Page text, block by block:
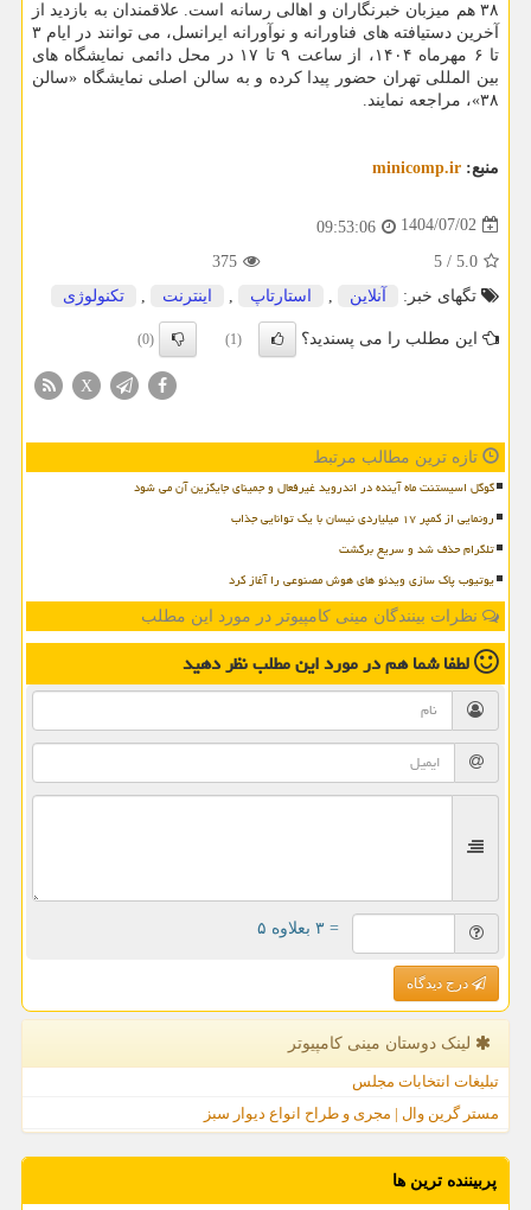
۳۸ هم میزبان خبرنگاران و اهالی رسانه است. علاقمندان به بازدید از
آخرین دستیافته های فناورانه و نوآورانه ایرانسل، می توانند در ایام ۳
تا ۶ مهرماه ۱۴۰۴، از ساعت ۹ تا ۱۷ در محل دائمی نمایشگاه های
بین المللی تهران حضور پیدا کرده و به سالن اصلی نمایشگاه «سالن
۳۸»، مراجعه نمایند.
منبع: minicomp.ir
1404/07/02
09:53:06
5.0
/
5
375
تگهای خبر:
آنلاین استارتاپ اینترنت تكنولوژی
این مطلب را می پسندید؟ (1)
(0)
X
تازه ترین مطالب مرتبط
گوگل اسیستنت ماه آینده در اندروید غیرفعال و جمینای جایگزین آن می شود
رونمایی از کمپر ۱۷ میلیاردی نیسان با یک توانایی جذاب
تلگرام حذف شد و سریع برگشت
یوتیوب پاک سازی ویدئو های هوش مصنوعی را آغاز کرد
نظرات بینندگان مینی کامپیوتر در مورد این مطلب
لطفا شما همدر مورد این مطلبنظر دهید
= ۳ بعلاوه ۵
درج دیدگاه
لینک دوستان مینی كامپیوتر
تبلیغات انتخابات مجلس
مستر گرین وال | مجری و طراح انواع دیوار سبز
پربیننده ترین ها